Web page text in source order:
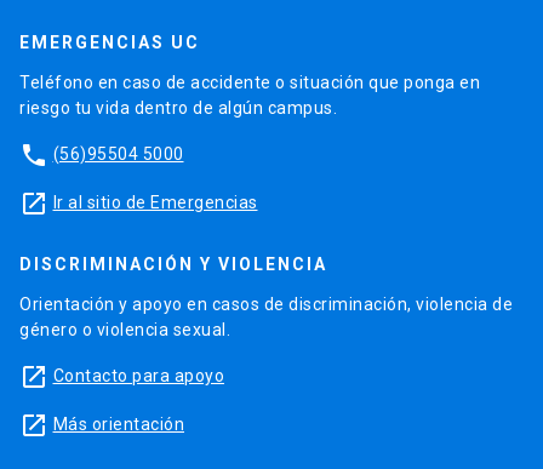
EMERGENCIAS UC
Teléfono en caso de accidente o situación que ponga en
riesgo tu vida dentro de algún campus.
phone (56)95504 5000
launch Ir al sitio de Emergencias
DISCRIMINACIÓN Y VIOLENCIA
Orientación y apoyo en casos de discriminación, violencia de
género o violencia sexual.
launch Contacto para apoyo
launch Más orientación